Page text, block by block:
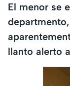
El menor se
llanto alerto